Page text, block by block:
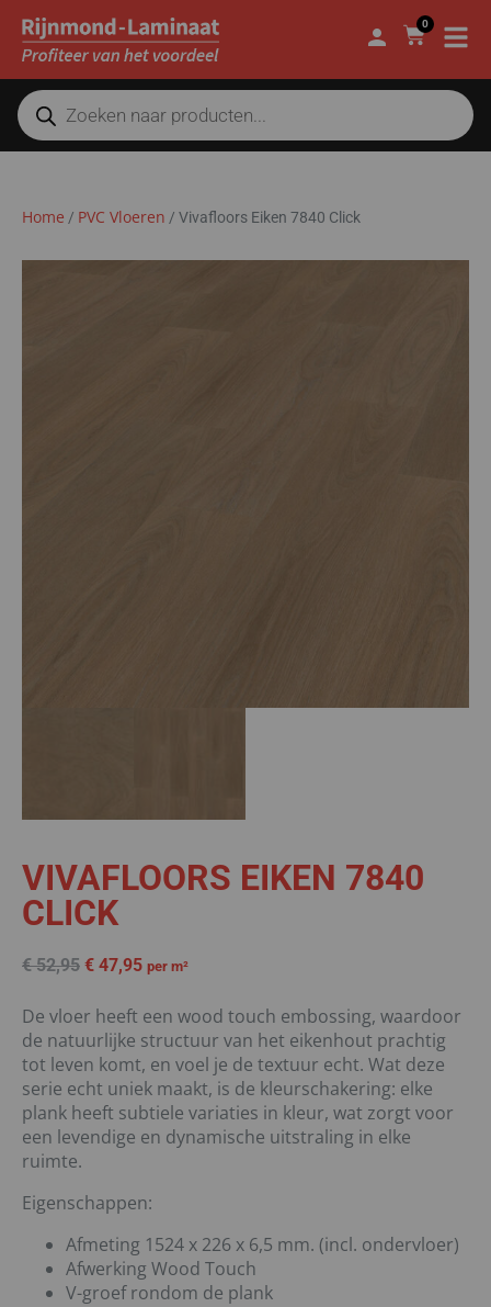
0
Home / PVC Vloeren / Vivafloors Eiken 7840 Click
VIVAFLOORS EIKEN 7840
CLICK
€52,95 € 47,95 per m²
De vloer heeft een wood touch embossing, waardoor
de natuurlijke structuur van het eikenhout prachtig
tot leven komt, en voel je de textuur echt. Wat deze
serie echt uniek maakt, is de kleurschakering: elke
plank heeft subtiele variaties in kleur, wat zorgt voor
een levendige en dynamische uitstraling in elke
ruimte.
Eigenschappen:
Afmeting 1524 x 226 x 6,5 mm. (incl. ondervloer)
Afwerking Wood Touch
V-groef rondom de plank